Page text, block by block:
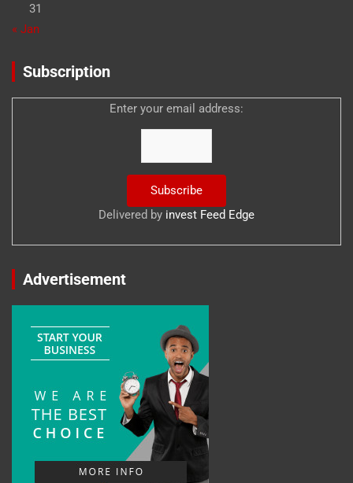
31
« Jan
Subscription
Enter your email address:
Delivered by invest Feed Edge
Advertisement